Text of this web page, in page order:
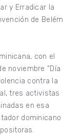
y Erradicar la
de Belém
con el
noviembre “Día
contra la
tres activistas
en esa
dominicano